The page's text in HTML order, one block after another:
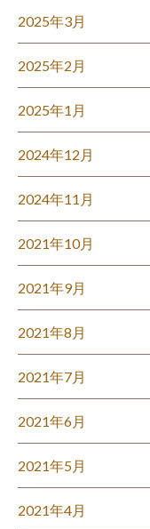
2025年3月
2025年2月
2025年1月
2024年12月
2024年11月
2021年10月
2021年9月
2021年8月
2021年7月
2021年6月
2021年5月
2021年4月